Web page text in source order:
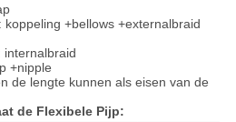
+bellows +externalbraid
internalbraid
+nipple
de lengte kunnen als eisen van de
de Flexibele Pijp: